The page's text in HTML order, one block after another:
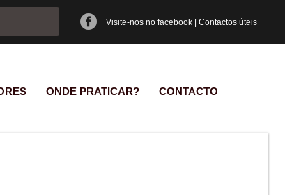
Visite-nos no facebook Contactos úteis
ONDE PRATICAR? CONTACTO